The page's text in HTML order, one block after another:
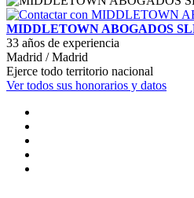
MIDDLETOWN ABOGADOS
33 años de experiencia
Madrid / Madrid
Ejerce todo territorio nacional
Ver todos sus honorarios y datos